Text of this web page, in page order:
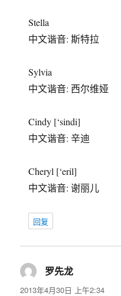
Stella
中文谐音: 斯特拉
Sylvia
中文谐音: 西尔维娅
Cindy [‘sindi]
中文谐音: 辛迪
Cheryl [‘eril]
中文谐音: 谢丽儿
回复
罗先龙
道：
2013年4月30日 上午2:34